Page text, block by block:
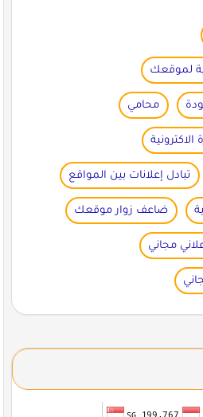
لموقعك
محامي
الاكترونية
تبادل إعلانات بين المواقع
ضاعف زوار موقعك
مجاني